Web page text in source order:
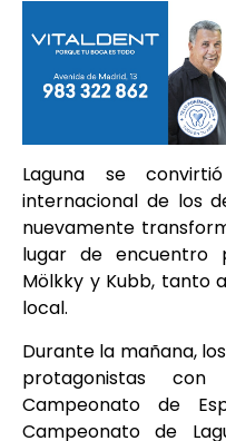
Laguna se
internacional de los
nuevamente
lugar de encuentro
Mölkky y Kubb, tanto
local.
Durante la mañana,
protagonistas
Campeonato de
Campeonato de